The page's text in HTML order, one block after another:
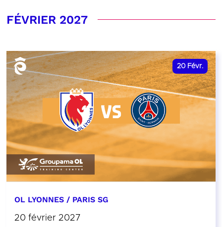
FÉVRIER 2027
20 Févr.
OL LYONNES / PARIS SG
20 février 2027